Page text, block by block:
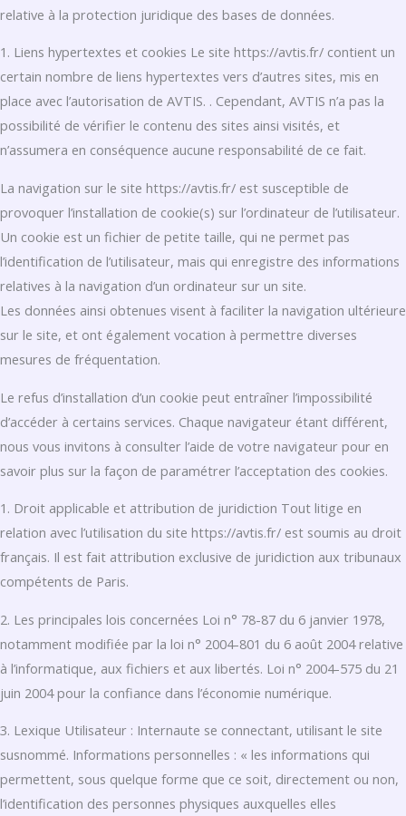
relative à la protection juridique des bases de données.
1. Liens hypertextes et cookies Le site https://avtis.fr/ contient un
certain nombre de liens hypertextes vers d’autres sites, mis en
place avec l’autorisation de AVTIS. . Cependant, AVTIS n’a pas la
possibilité de vérifier le contenu des sites ainsi visités, et
n’assumera en conséquence aucune responsabilité de ce fait.
La navigation sur le site https://avtis.fr/ est susceptible de
provoquer l’installation de cookie(s) sur l’ordinateur de l’utilisateur.
Un cookie est un fichier de petite taille, qui ne permet pas
l’identification de l’utilisateur, mais qui enregistre des informations
relatives à la navigation d’un ordinateur sur un site.
Les données ainsi obtenues visent à faciliter la navigation ultérieure
sur le site, et ont également vocation à permettre diverses
mesures de fréquentation.
Le refus d’installation d’un cookie peut entraîner l’impossibilité
d’accéder à certains services. Chaque navigateur étant différent,
nous vous invitons à consulter l’aide de votre navigateur pour en
savoir plus sur la façon de paramétrer l’acceptation des cookies.
1. Droit applicable et attribution de juridiction Tout litige en
relation avec l’utilisation du site https://avtis.fr/ est soumis au droit
français. Il est fait attribution exclusive de juridiction aux tribunaux
compétents de Paris.
2. Les principales lois concernées Loi n° 78-87 du 6 janvier 1978,
notamment modifiée par la loi n° 2004-801 du 6 août 2004 relative
à l’informatique, aux fichiers et aux libertés. Loi n° 2004-575 du 21
juin 2004 pour la confiance dans l’économie numérique.
3. Lexique Utilisateur : Internaute se connectant, utilisant le site
susnommé. Informations personnelles : « les informations qui
permettent, sous quelque forme que ce soit, directement ou non,
l’identification des personnes physiques auxquelles elles